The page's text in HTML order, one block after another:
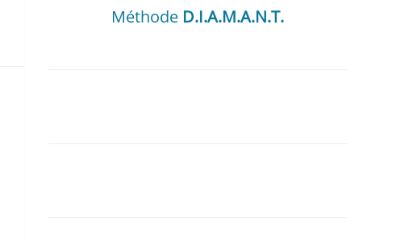
Méthode D.I.A.M.A.N.T.